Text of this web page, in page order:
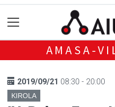
AMASA-
2019/09/21 08:30 - 20:00
KIROLA